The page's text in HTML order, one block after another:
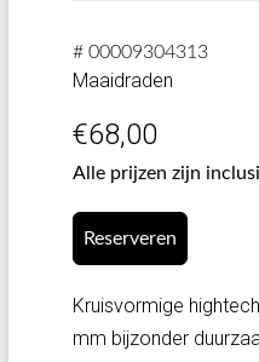
# 00009304313
Maaidraden
€68,00
Alle prijzen zijn
Reserveren
Kruisvormige
mm bijzonder